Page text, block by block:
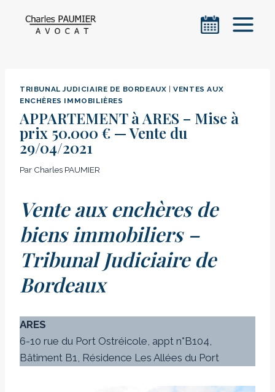
TRIBUNAL JUDICIAIRE DE BORDEAUX |VENTES AUX
ENCHÈRES IMMOBILIÈRES
APPARTEMENT à ARES – Mise à
prix 50.000 € — Vente du
29/04/2021
Par Charles PAUMIER
Vente aux enchères de
biens immobiliers –
Tribunal Judiciaire de
Bordeaux
ARES
6-10 rue du Port Ostréicole, appt n°B104,
Bâtiment B1, Résidence Les Allées du Port